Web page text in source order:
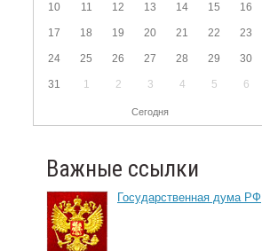
10 11 12 13 14 15 16
17 18 19 20 21 22 23
24 25 26 27 28 29 30
31 1 2 3 4 5 6
Сегодня
Важные ссылки
Государственная дума РФ